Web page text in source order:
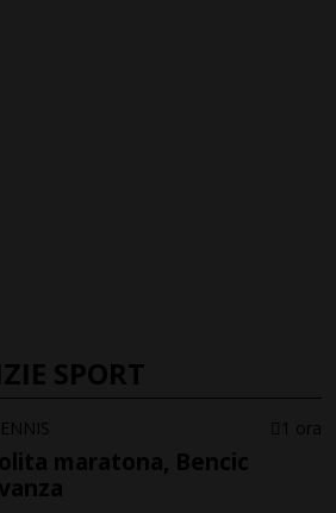
SPORT
1 ora
maratona, Bencic